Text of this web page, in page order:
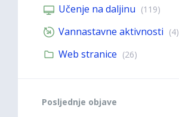
Učenje na daljinu (119)
Vannastavne aktivnosti (4)
Web stranice (26)
Posljednje objave